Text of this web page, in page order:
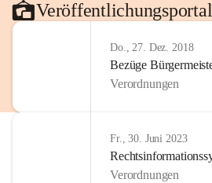
Veröffentlichungsportal
Do., 27. Dez. 2018
Bezüge
Verordnungen
Fr., 30. Juni 2023
Verordnungen